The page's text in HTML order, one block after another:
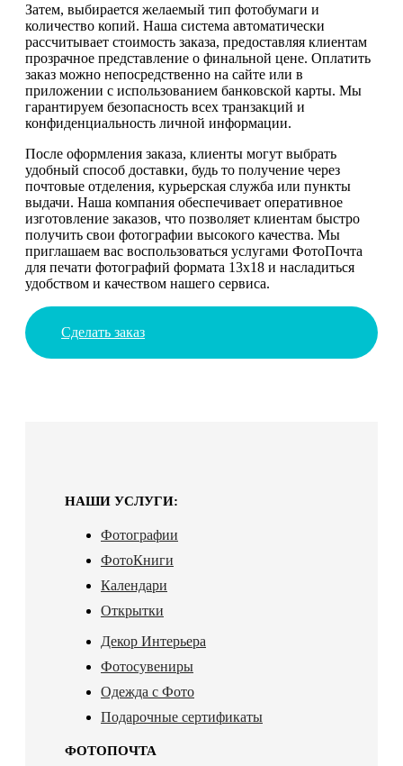
Затем, выбирается желаемый тип фотобумаги и
количество копий. Наша система автоматически
рассчитывает стоимость заказа, предоставляя клиентам
прозрачное представление о финальной цене. Оплатить
заказ можно непосредственно на сайте или в
приложении с использованием банковской карты. Мы
гарантируем безопасность всех транзакций и
конфиденциальность личной информации.
После оформления заказа, клиенты могут выбрать
удобный способ доставки, будь то получение через
почтовые отделения, курьерская служба или пункты
выдачи. Наша компания обеспечивает оперативное
изготовление заказов, что позволяет клиентам быстро
получить свои фотографии высокого качества. Мы
приглашаем вас воспользоваться услугами ФотоПочта
для печати фотографий формата 13х18 и насладиться
удобством и качеством нашего сервиса.
Сделать заказ
НАШИ УСЛУГИ:
Фотографии
ФотоКниги
Календари
Открытки
Декор Интерьера
Фотосувениры
Одежда с Фото
Подарочные сертификаты
ФОТОПОЧТА